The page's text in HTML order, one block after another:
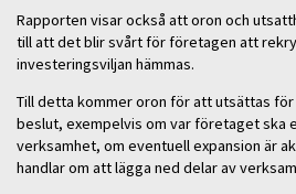
Rapporten visar också att oron och
till att det blir svårt för företagen att
investeringsviljan hämmas.
Till detta kommer oron för att utsättas
beslut, exempelvis om var företaget ska
verksamhet, om eventuell expansion är
handlar om att lägga ned delar av